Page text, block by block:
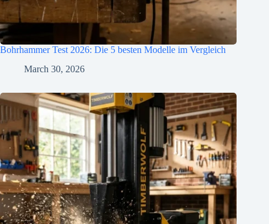
Bohrhammer Test 2026: Die 5 besten Modelle im Vergleich
March 30, 2026